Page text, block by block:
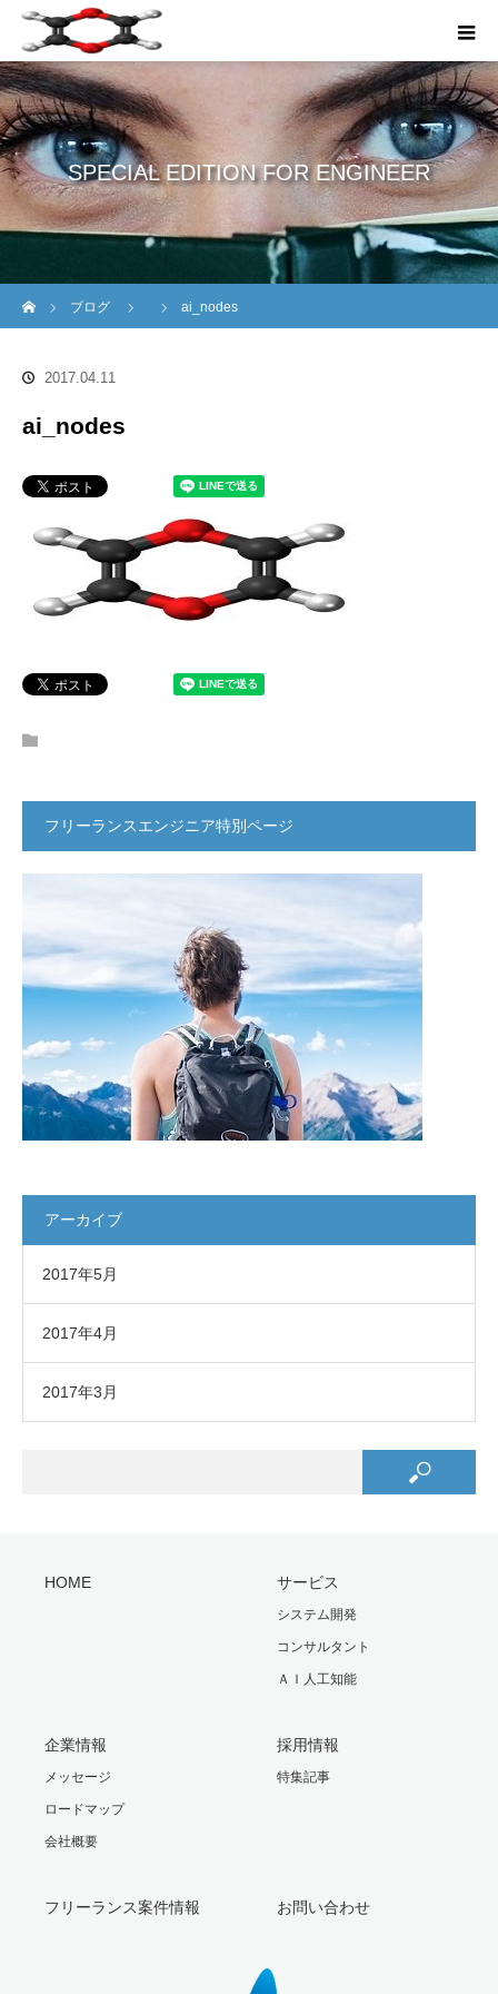
SPECIAL EDITION FOR ENGINEER
ブログ
ai_nodes
2017.04.11
ai_nodes
フリーランスエンジニア特別ページ
アーカイブ
2017年5月
2017年4月
2017年3月
HOME サービス
システム開発
コンサルタント
ＡＩ人工知能
企業情報
メッセージ
ロードマップ
会社概要
採用情報
特集記事
フリーランス案件情報 お問い合わせ